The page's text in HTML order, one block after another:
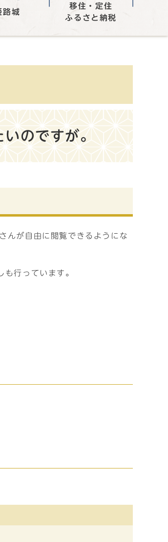
路城
移住・定住
ふるさと納税
いのですが。
んが自由に閲覧できるようにな
行っています。